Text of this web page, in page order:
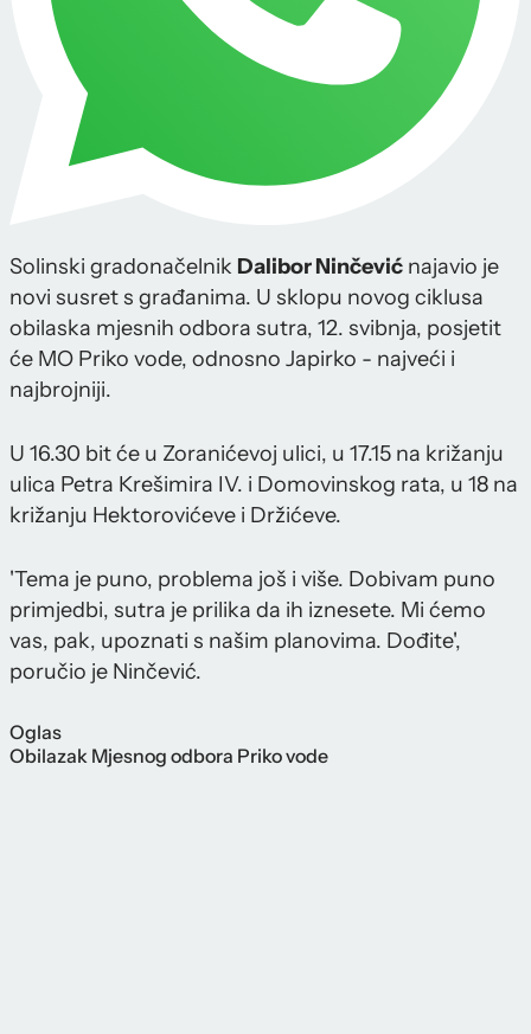
Solinski gradonačelnik Dalibor Ninčević najavio je
novi susret s građanima. U sklopu novog ciklusa
obilaska mjesnih odbora sutra, 12. svibnja, posjetit
će MO Priko vode, odnosno Japirko - najveći i
najbrojniji.
U 16.30 bit će u Zoranićevoj ulici, u 17.15 na križanju
ulica Petra Krešimira IV. i Domovinskog rata, u 18 na
križanju Hektorovićeve i Držićeve.
'Tema je puno, problema još i više. Dobivam puno
primjedbi, sutra je prilika da ih iznesete. Mi ćemo
vas, pak, upoznati s našim planovima. Dođite',
poručio je Ninčević.
Oglas
Obilazak Mjesnog odbora Priko vode